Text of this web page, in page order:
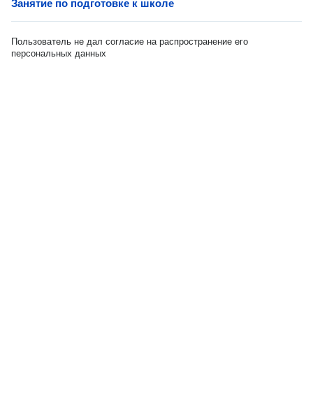
Занятие по подготовке к школе
Пользователь не дал согласие на распространение его
персональных данных